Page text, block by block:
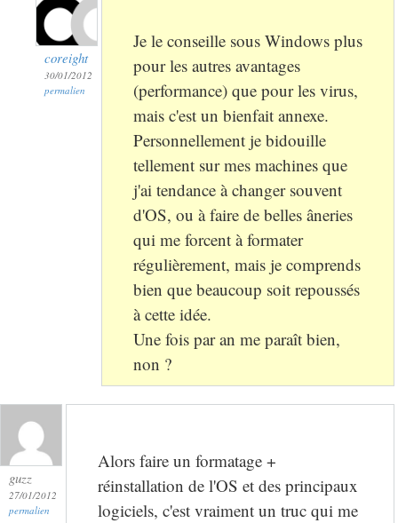
coreight
30/01/2012
permalien
Je le conseille sous Windows plus
pour les autres avantages
(performance) que pour les virus,
mais c'est un bienfait annexe.
Personnellement je bidouille
tellement sur mes machines que
j'ai tendance à changer souvent
d'OS, ou à faire de belles âneries
qui me forcent à formater
régulièrement, mais je comprends
bien que beaucoup soit repoussés
à cette idée.
Une fois par an me paraît bien,
non ?
guzz
27/01/2012
permalien
Alors faire un formatage +
réinstallation de l'OS et des principaux
logiciels, c'est vraiment un truc qui me